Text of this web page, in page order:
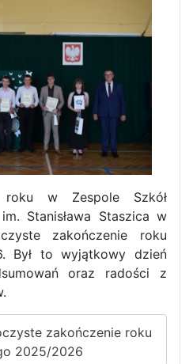
Obronne
rocznicy
3 Maja
w Zespole Szkół
Stanisława Staszica w
zakończenie roku
Był to wyjątkowy dzień
oraz radości z
zakończenie roku
2025/2026